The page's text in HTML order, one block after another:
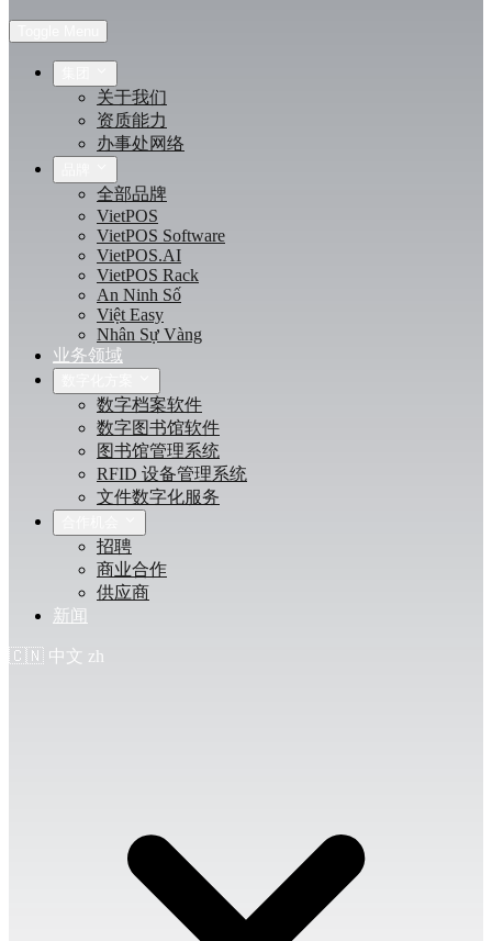
关于我们
资质能力
办事处网络
全部品牌
VietPOS
VietPOS Software
VietPOS.AI
VietPOS Rack
An Ninh Số
Việt Easy
Nhân Sự Vàng
业务领域
数字档案软件
数字图书馆软件
图书馆管理系统
RFID 设备管理系统
文件数字化服务
招聘
商业合作
供应商
新闻
🇨🇳 中文 zh